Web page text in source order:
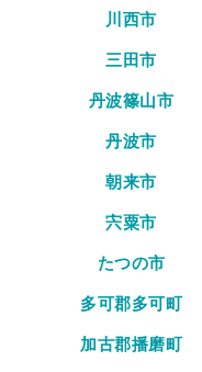
川西市
三田市
丹波篠山市
丹波市
朝来市
宍粟市
たつの市
多可郡多可町
加古郡播磨町